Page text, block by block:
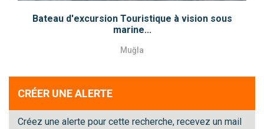
Bateau d'excursion Touristique à vision sous
marine...
Muğla
CRÉER UNE ALERTE
Créez une alerte pour cette recherche, recevez un mail